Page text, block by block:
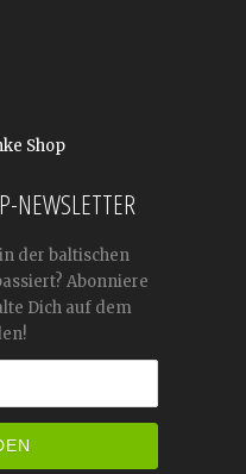
Shop
NEWSLETTER
der baltischen
Abonniere
Dich auf dem